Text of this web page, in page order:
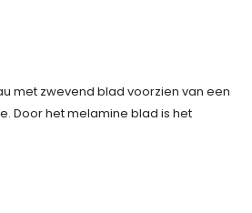
met zwevend blad voorzien van een
Door het melamine blad is het